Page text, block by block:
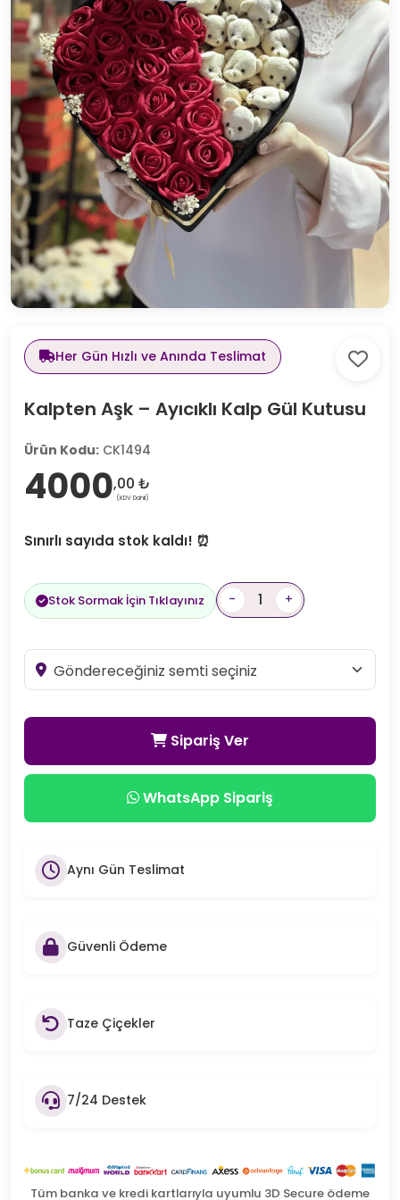
Her Gün Hızlı ve Anında Teslimat
Kalpten Aşk – Ayıcıklı Kalp Gül Kutusu
Ürün Kodu: CK1494
4000,00 ₺
(KDV Dahil)
Sınırlı sayıda stok kaldı! ⏰
Stok Sormak İçin Tıklayınız - +
Sipariş Ver
WhatsApp Sipariş
Aynı Gün Teslimat
Güvenli Ödeme
Taze Çiçekler
7/24 Destek
Tüm banka ve kredi kartlarıyla uyumlu 3D Secure ödeme